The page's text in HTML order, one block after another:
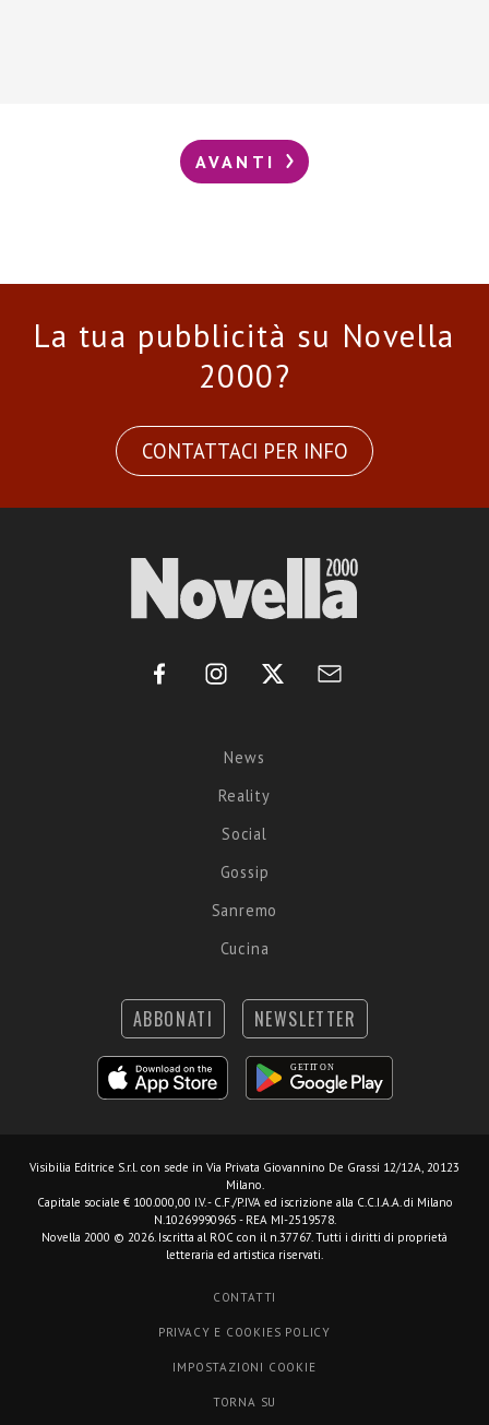
AVANTI
La tua pubblicità su Novella
2000?
CONTATTACI PER INFO
News
Reality
Social
Gossip
Sanremo
Cucina
ABBONATI NEWSLETTER
Visibilia Editrice S.r.l. con sede in Via Privata Giovannino De Grassi 12/12A, 20123
Milano.
Capitale sociale € 100.000,00 I.V. - C.F./P.IVA ed iscrizione alla C.C.I.A.A. di Milano
N.10269990965 - REA MI-2519578.
Novella 2000 © 2026. Iscritta al ROC con il n.37767. Tutti i diritti di proprietà
letteraria ed artistica riservati.
CONTATTI
PRIVACY E COOKIES POLICY
IMPOSTAZIONI COOKIE
TORNA SU